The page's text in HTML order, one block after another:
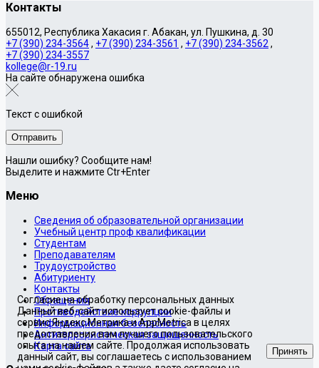
Контакты
655012, Республика Хакасия г. Абакан, ул. Пушкина, д. 30
+7 (390) 234-3564, +7 (390) 234-3561 , +7 (390) 234-3562 ,
+7 (390) 234-3557
kollege@r-19.ru
На сайте обнаружена ошибка
Текст с ошибкой
Нашли ошибку? Сообщите нам!
Выделите и нажмите Ctr+Enter
Меню
Сведения об образовательной организации
Учебный центр проф квалификации
Студентам
Преподавателям
Трудоустройство
Абитуриенту
Контакты
Обращения
Противодействие коррупции
Информационная безопасность
Антитеррористическая защищенность
Карта сайта
Согласие на обработку персональных данных
Данный веб-сайт использует cookie-файлы и
сервис Яндекс.Метрика и AppMetrica в целях
предоставления вам лучшего пользовательского
опыта на нашем сайте. Продолжая использовать
данный сайт, вы соглашаетесь с использованием
Принять